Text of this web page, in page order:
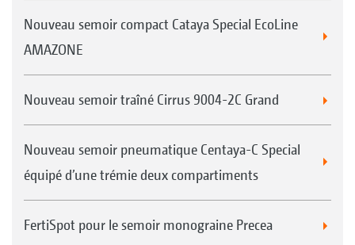
Nouveau semoir compact Cataya Special EcoLine
AMAZONE
Nouveau semoir traîné Cirrus 9004-2C Grand
Nouveau semoir pneumatique Centaya-C Special
équipé d’une trémie deux compartiments
FertiSpot pour le semoir monograine Precea